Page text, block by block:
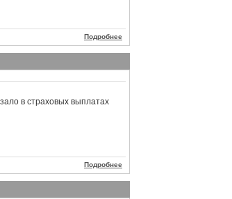
Подробнее
в страховых выплатах
Подробнее